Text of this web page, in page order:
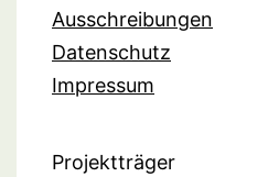
Ausschreibungen
Datenschutz
Impressum
Projektträger